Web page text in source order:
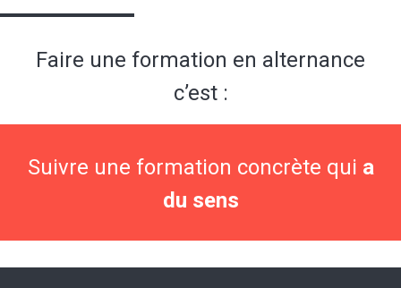
Faire une formation en alternance
c’est :
Suivre une formation concrète qui a
du sens